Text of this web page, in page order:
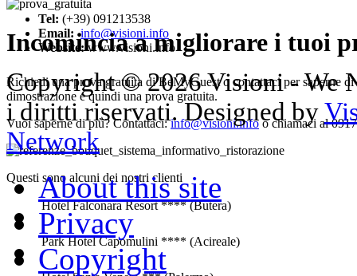
Incomincia a migliorare i tuoi
Richiedi una prova gratuita di BeMyGuest o contattaci per saperne
dimostrazione e quindi una prova gratuita.
Vuoi saperne di più? Contattaci:info@visioni.infoo chiamaci al
Questi sono alcuni dei nostri clienti
Hotel Falconara Resort **** (Butera)
Park Hotel Capomulini **** (Acireale)
Tel: (+39) 091213538
Email: info@visioni.info
Website:www.visioni.info
Copyright © 2026 Visioni - We
i diritti riservati. Designed by
Network
About this site
Privacy
Copyright